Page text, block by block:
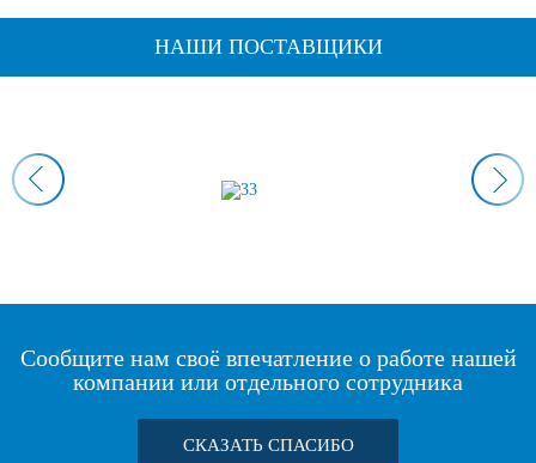
НАШИ ПОСТАВЩИКИ
Сообщите нам своё впечатление о работе нашей
компании или отдельного сотрудника
СКАЗАТЬ СПАСИБО